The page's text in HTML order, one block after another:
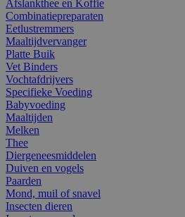
Afslankthee en Koffie
Combinatiepreparaten
Eetlustremmers
Maaltijdvervanger
Platte Buik
Vet Binders
Vochtafdrijvers
Specifieke Voeding
Babyvoeding
Maaltijden
Melken
Thee
Diergeneesmiddelen
Duiven en vogels
Paarden
Mond, muil of snavel
Insecten dieren